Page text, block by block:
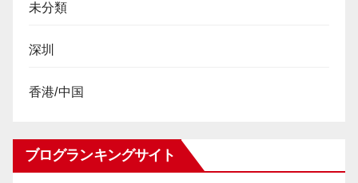
未分類
深圳
香港/中国
ブログランキングサイト